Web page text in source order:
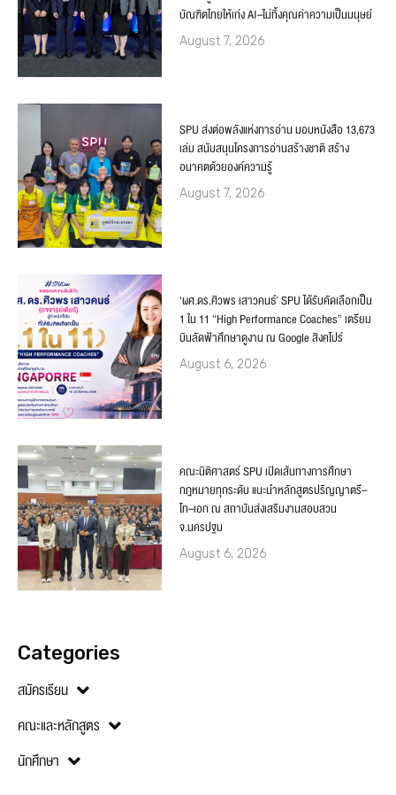
บัณฑิตไทยให้เก่ง AI–ไม่ทิ้งคุณค่าความเป็นมนุษย์
August 7, 2026
SPU ส่งต่อพลังแห่งการอ่าน มอบหนังสือ 13,673
เล่ม สนับสนุนโครงการอ่านสร้างชาติ สร้าง
อนาคตด้วยองค์ความรู้
August 7, 2026
‘ผศ.ดร.ศิวพร เสาวคนธ์’ SPU ได้รับคัดเลือกเป็น
1 ใน 11 “High Performance Coaches” เตรียม
บินลัดฟ้าศึกษาดูงาน ณ Google สิงคโปร์
August 6, 2026
คณะนิติศาสตร์ SPU เปิดเส้นทางการศึกษา
กฎหมายทุกระดับ แนะนำหลักสูตรปริญญาตรี–
โท–เอก ณ สถาบันส่งเสริมงานสอบสวน
จ.นครปฐม
August 6, 2026
Categories
สมัครเรียน
คณะและหลักสูตร
นักศึกษา